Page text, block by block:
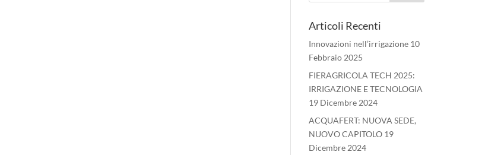
Articoli Recenti
Innovazioni nell’irrigazione 10
Febbraio 2025
FIERAGRICOLA TECH 2025:
IRRIGAZIONE E TECNOLOGIA
19 Dicembre 2024
ACQUAFERT: NUOVA SEDE,
NUOVO CAPITOLO 19
Dicembre 2024